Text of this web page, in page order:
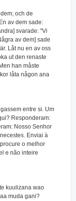
och de
av dem sade:
svarade: "Vi
av dem] sade
Låt nu en av oss
ut den renaste
han måste
låta någon ana
entre si. Um
Responderam:
Nosso Senhor
Enviai à
o melhor
e não inteire
kuulizana wao
muda gani?